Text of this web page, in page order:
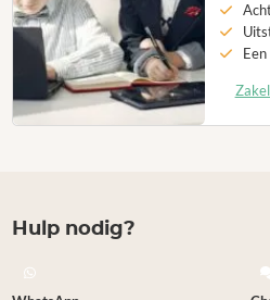
Hulp nodig?